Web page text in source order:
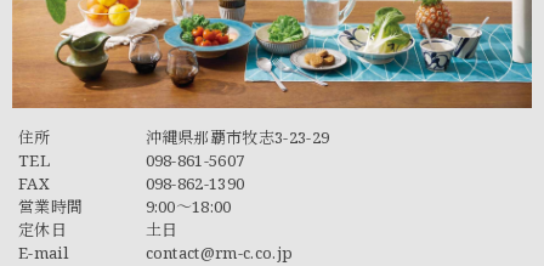
住所
沖縄県那覇市牧志3-23-29
TEL
098-861-5607
FAX
098-862-1390
営業時間
9:00～18:00
定休日
土日
E-mail
contact@rm-c.co.jp